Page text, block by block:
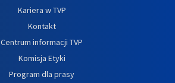
Kariera w TVP
Kontakt
Centrum informacji TVP
Komisja Etyki
Program dla prasy